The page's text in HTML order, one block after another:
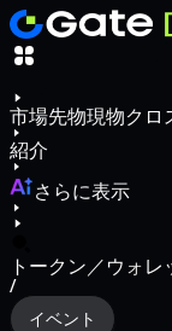
市場先物現物クロ
紹介
さらに表示
トークン／ウォレ
/
イベント